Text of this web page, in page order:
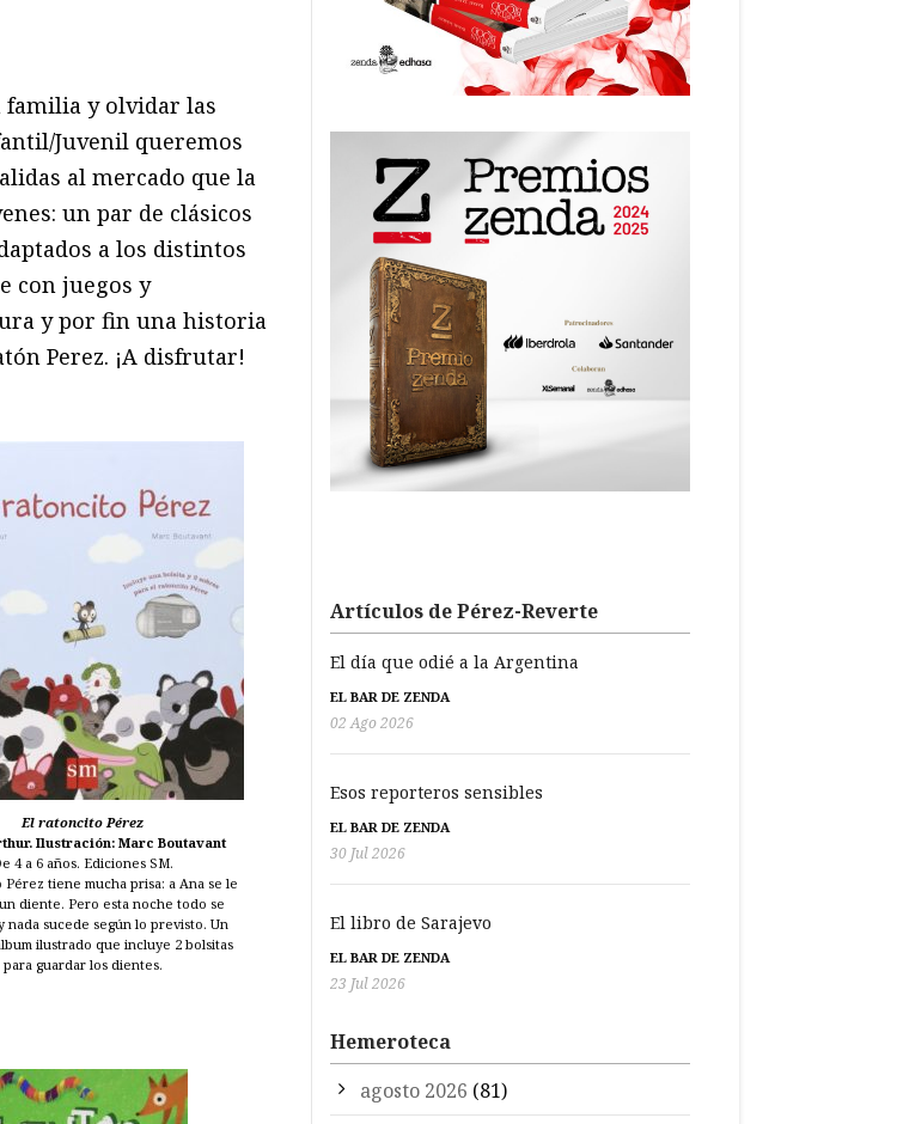
familia y olvidar las
Juvenil queremos
al mercado que la
un par de clásicos
a los distintos
con juegos y
y por fin una historia
Perez. ¡A disfrutar!
El ratoncito Pérez
Ilustración: Marc Boutavant
4 a 6 años. Ediciones SM.
Pérez tiene mucha prisa: a Ana se le
diente. Pero esta noche todo se
nada sucede según lo previsto. Un
ilustrado que incluye 2 bolsitas
para guardar los dientes.
Artículos de Pérez-Reverte
El día que odié a la Argentina
EL BAR DE ZENDA
02 Ago 2026
Esos reporteros sensibles
EL BAR DE ZENDA
30 Jul 2026
El libro de Sarajevo
EL BAR DE ZENDA
23 Jul 2026
Hemeroteca
agosto 2026 (81)